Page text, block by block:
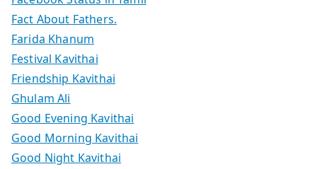
Fact About Fathers.
Farida Khanum
Festival Kavithai
Friendship Kavithai
Ghulam Ali
Good Evening Kavithai
Good Morning Kavithai
Good Night Kavithai